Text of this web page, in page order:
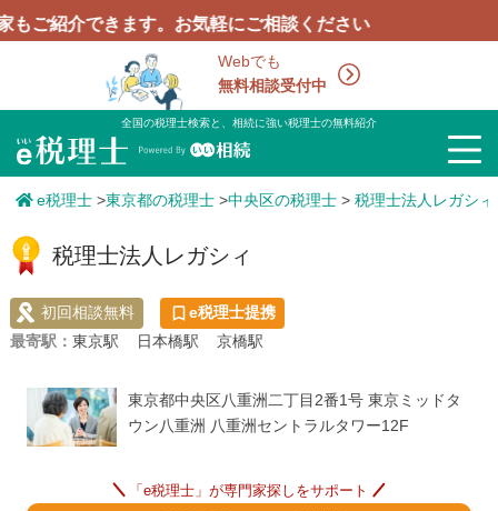
Webでも
無料相談受付中
できます。お気軽にご相談ください
全国の税理士検索と、相続に強い税理士の無料紹介
e税理士>東京都の税理士>中央区の税理士> 税理士法人レガシィ
税理士法人レガシィ
初回相談無料
e税理士提携
最寄駅： 東京駅 日本橋駅 京橋駅
東京都中央区八重洲二丁目2番1号 東京ミッドタ
ウン八重洲 八重洲セントラルタワー12F
「e税理士」が専門家探しをサポート